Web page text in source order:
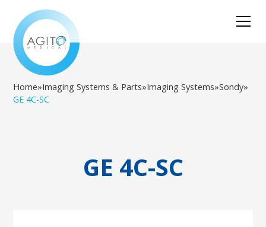
Home»Imaging Systems & Parts»Imaging Systems»Sondy»
GE 4C-SC
GE 4C-SC